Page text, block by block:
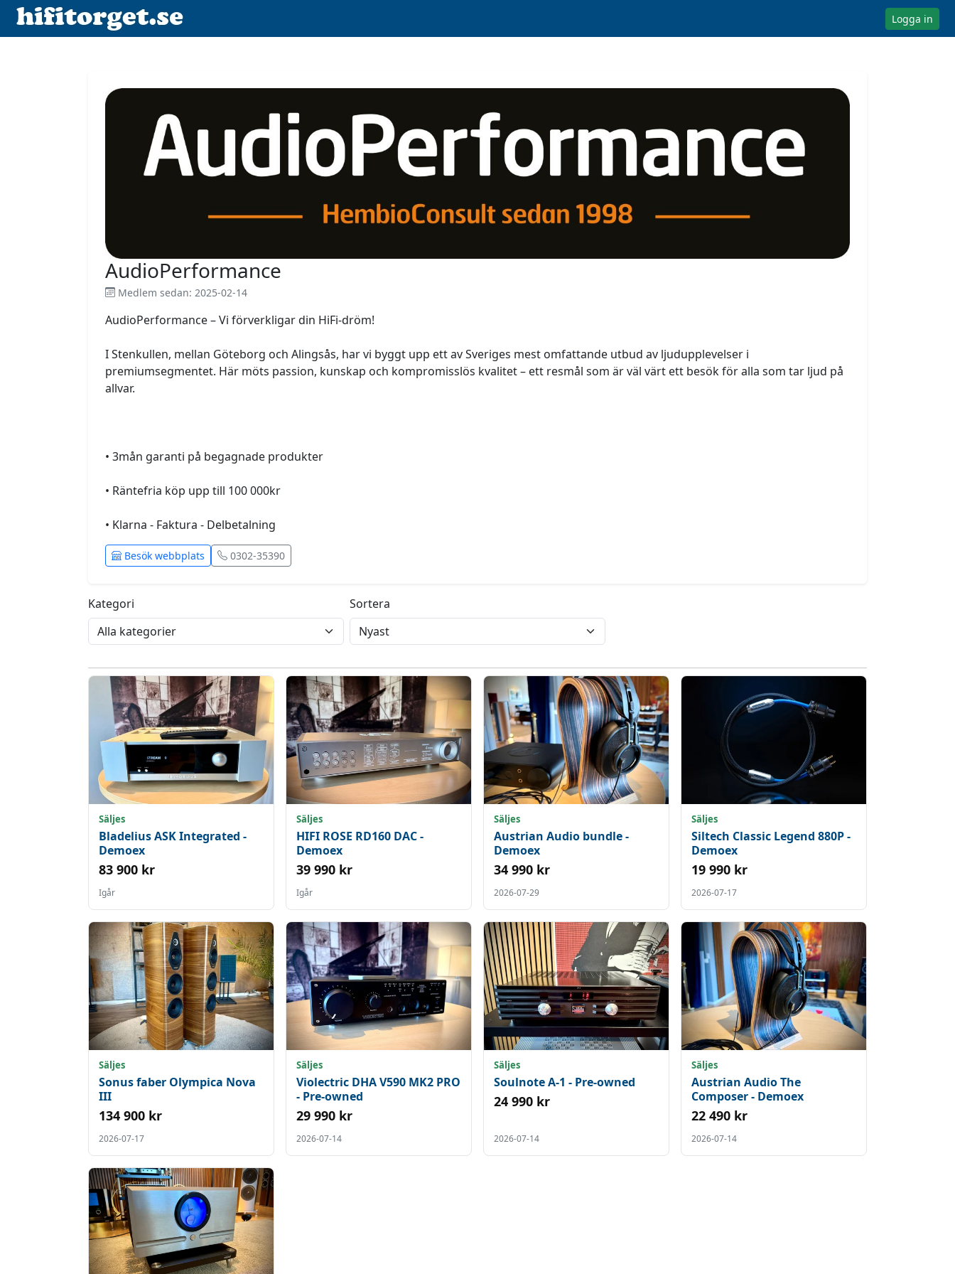
Logga in
AudioPerformance
Medlem sedan: 2025-02-14
AudioPerformance – Vi förverkligar din HiFi-dröm!
I Stenkullen, mellan Göteborg och Alingsås, har vi byggt upp ett av Sveriges mest omfattande utbud av ljudupplevelser i
premiumsegmentet. Här möts passion, kunskap och kompromisslös kvalitet – ett resmål som är väl värt ett besök för alla som tar ljud på
allvar.
• 3mån garanti på begagnade produkter
• Räntefria köp upp till 100 000kr
• Klarna - Faktura - Delbetalning
Besök webbplats 0302-35390
Kategori Sortera
Säljes
Bladelius ASK Integrated -
Demoex
83 900 kr
Igår
Säljes
HIFI ROSE RD160 DAC -
Demoex
39 990 kr
Igår
Säljes
Austrian Audio bundle -
Demoex
34 990 kr
2026-07-29
Säljes
Siltech Classic Legend 880P -
Demoex
19 990 kr
2026-07-17
Säljes
Sonus faber Olympica Nova
III
134 900 kr
2026-07-17
Säljes
Violectric DHA V590 MK2 PRO
- Pre-owned
29 990 kr
2026-07-14
Säljes
Soulnote A-1 - Pre-owned
24 990 kr
2026-07-14
Säljes
Austrian Audio The
Composer - Demoex
22 490 kr
2026-07-14